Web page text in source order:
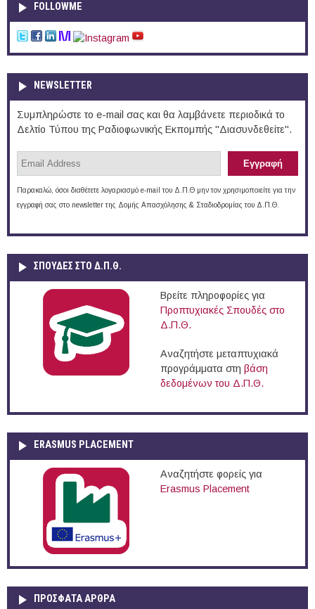
FOLLOWME
NEWSLETTER
Συμπληρώστε το e-mail σας και θα λαμβάνετε περιοδικά το
Δελτίο Τύπου της Ραδιοφωνικής Εκπομπής "Διασυνδεθείτε".
Παρακαλώ, όσοι διαθέτετε λογαριασμό e-mail του Δ.Π.Θ μην τον χρησιμοποιείτε για την
εγγραφή σας στο newsletter της Δομής Απασχόλησης & Σταδιοδρομίας του Δ.Π.Θ.
ΣΠΟΥΔΈΣ ΣΤΟ Δ.Π.Θ.
Βρείτε πληροφορίες για
Προπτυχιακές Σπουδές στο
Δ.Π.Θ.
Αναζητήστε μεταπτυχιακά
προγράμματα στη βάση
δεδομένων του Δ.Π.Θ.
ERASMUS PLACEMENT
Αναζητήστε φορείς για
Erasmus Placement
ΠΡOΣΦΑΤΑ AΡΘΡΑ